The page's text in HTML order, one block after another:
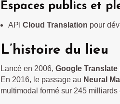
Espaces publics et
API Cloud Translation pour
L’histoire du lieu
Lancé en 2006, Google Translate
En 2016, le passage au Neural
multimodal formé sur 245